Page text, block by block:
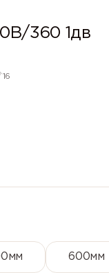
360 1дв
16
600мм